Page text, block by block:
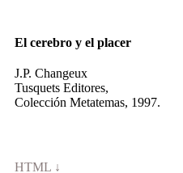
El cerebro y el placer
J.P. Changeux
Tusquets Editores,
Colección Metatemas, 1997.
HTML ↓